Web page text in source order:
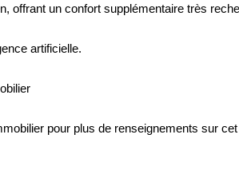
offrant un confort supplémentaire très
artificielle.
pour plus de renseignements sur